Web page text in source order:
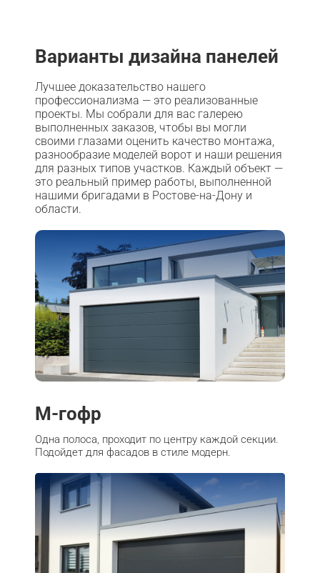
Варианты дизайна панелей
Лучшее доказательство нашего
профессионализма — это реализованные
проекты. Мы собрали для вас галерею
выполненных заказов, чтобы вы могли
своими глазами оценить качество монтажа,
разнообразие моделей ворот и наши решения
для разных типов участков. Каждый объект —
это реальный пример работы, выполненной
нашими бригадами в Ростове-на-Дону и
области.
M-гофр
Одна полоса, проходит по центру каждой секции.
Подойдет для фасадов в стиле модерн.